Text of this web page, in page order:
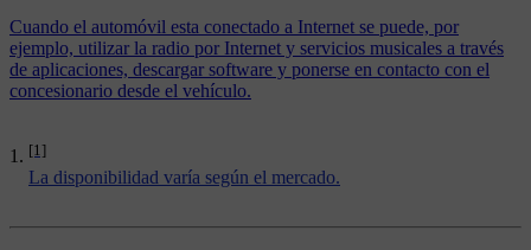
[1]
La disponibilidad varía según el mercado.
Cuando el automóvil esta conectado a Internet se puede, por
ejemplo, utilizar la radio por Internet y servicios musicales a través
de aplicaciones, descargar software y ponerse en contacto con el
concesionario desde el vehículo.